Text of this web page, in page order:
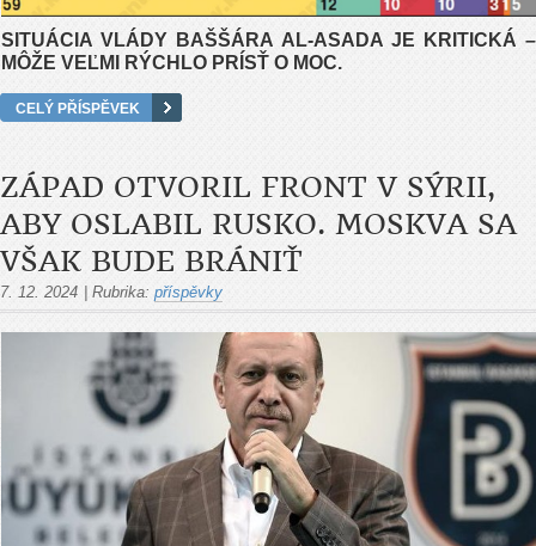
SITUÁCIA VLÁDY BAŠŠÁRA AL-ASADA JE KRITICKÁ –
MÔŽE VEĽMI RÝCHLO PRÍSŤ O MOC.
CELÝ PŘÍSPĚVEK
ZÁPAD OTVORIL FRONT V SÝRII,
ABY OSLABIL RUSKO. MOSKVA SA
VŠAK BUDE BRÁNIŤ
7. 12. 2024 Rubrika: příspěvky